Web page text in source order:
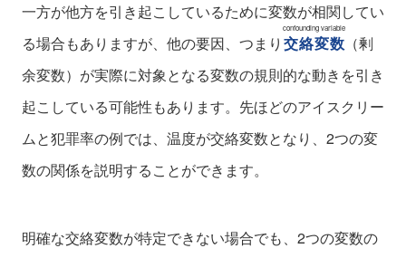
一方が他方を引き起こしているために変数が相関してい
る場合もありますが、他の要因、つまり 交絡変数
confounding variable
（剰
余変数）が実際に対象となる変数の規則的な動きを引き
起こしている可能性もあります。先ほどのアイスクリー
ムと犯罪率の例では、温度が交絡変数となり、2つの変
数の関係を説明することができます。
明確な交絡変数が特定できない場合でも、2つの変数の